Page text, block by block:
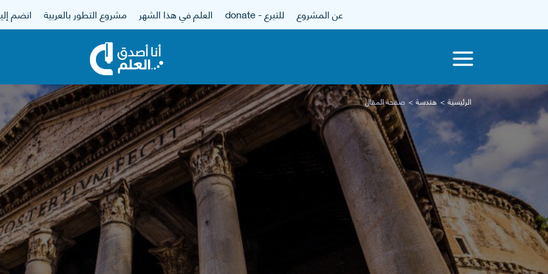
عن المشروع للتبرع - donate العلم في هذا الشهر مشروع التطور بالعربية انضم
الرئيسية هندسة صفحة المقال